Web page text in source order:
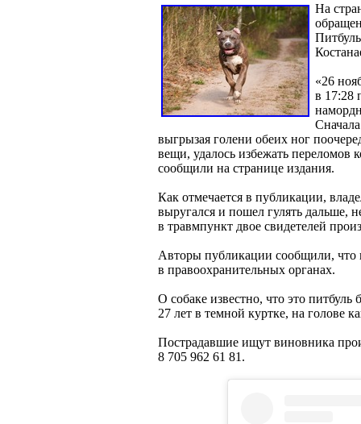
На
«26
в 17:28
выгрызая голени обеих ног
вещи, удалось избежать
сообщили на странице издания.
Как отмечается в публикации,
выругался и пошел гулять дальше,
в травмпункт двое свидетелей
Авторы публикации сообщили, что
в правоохранительных органах.
О собаке известно, что это
27 лет в темной куртке, на голове
Пострадавшие ищут виновника
8 705 962 61 81.